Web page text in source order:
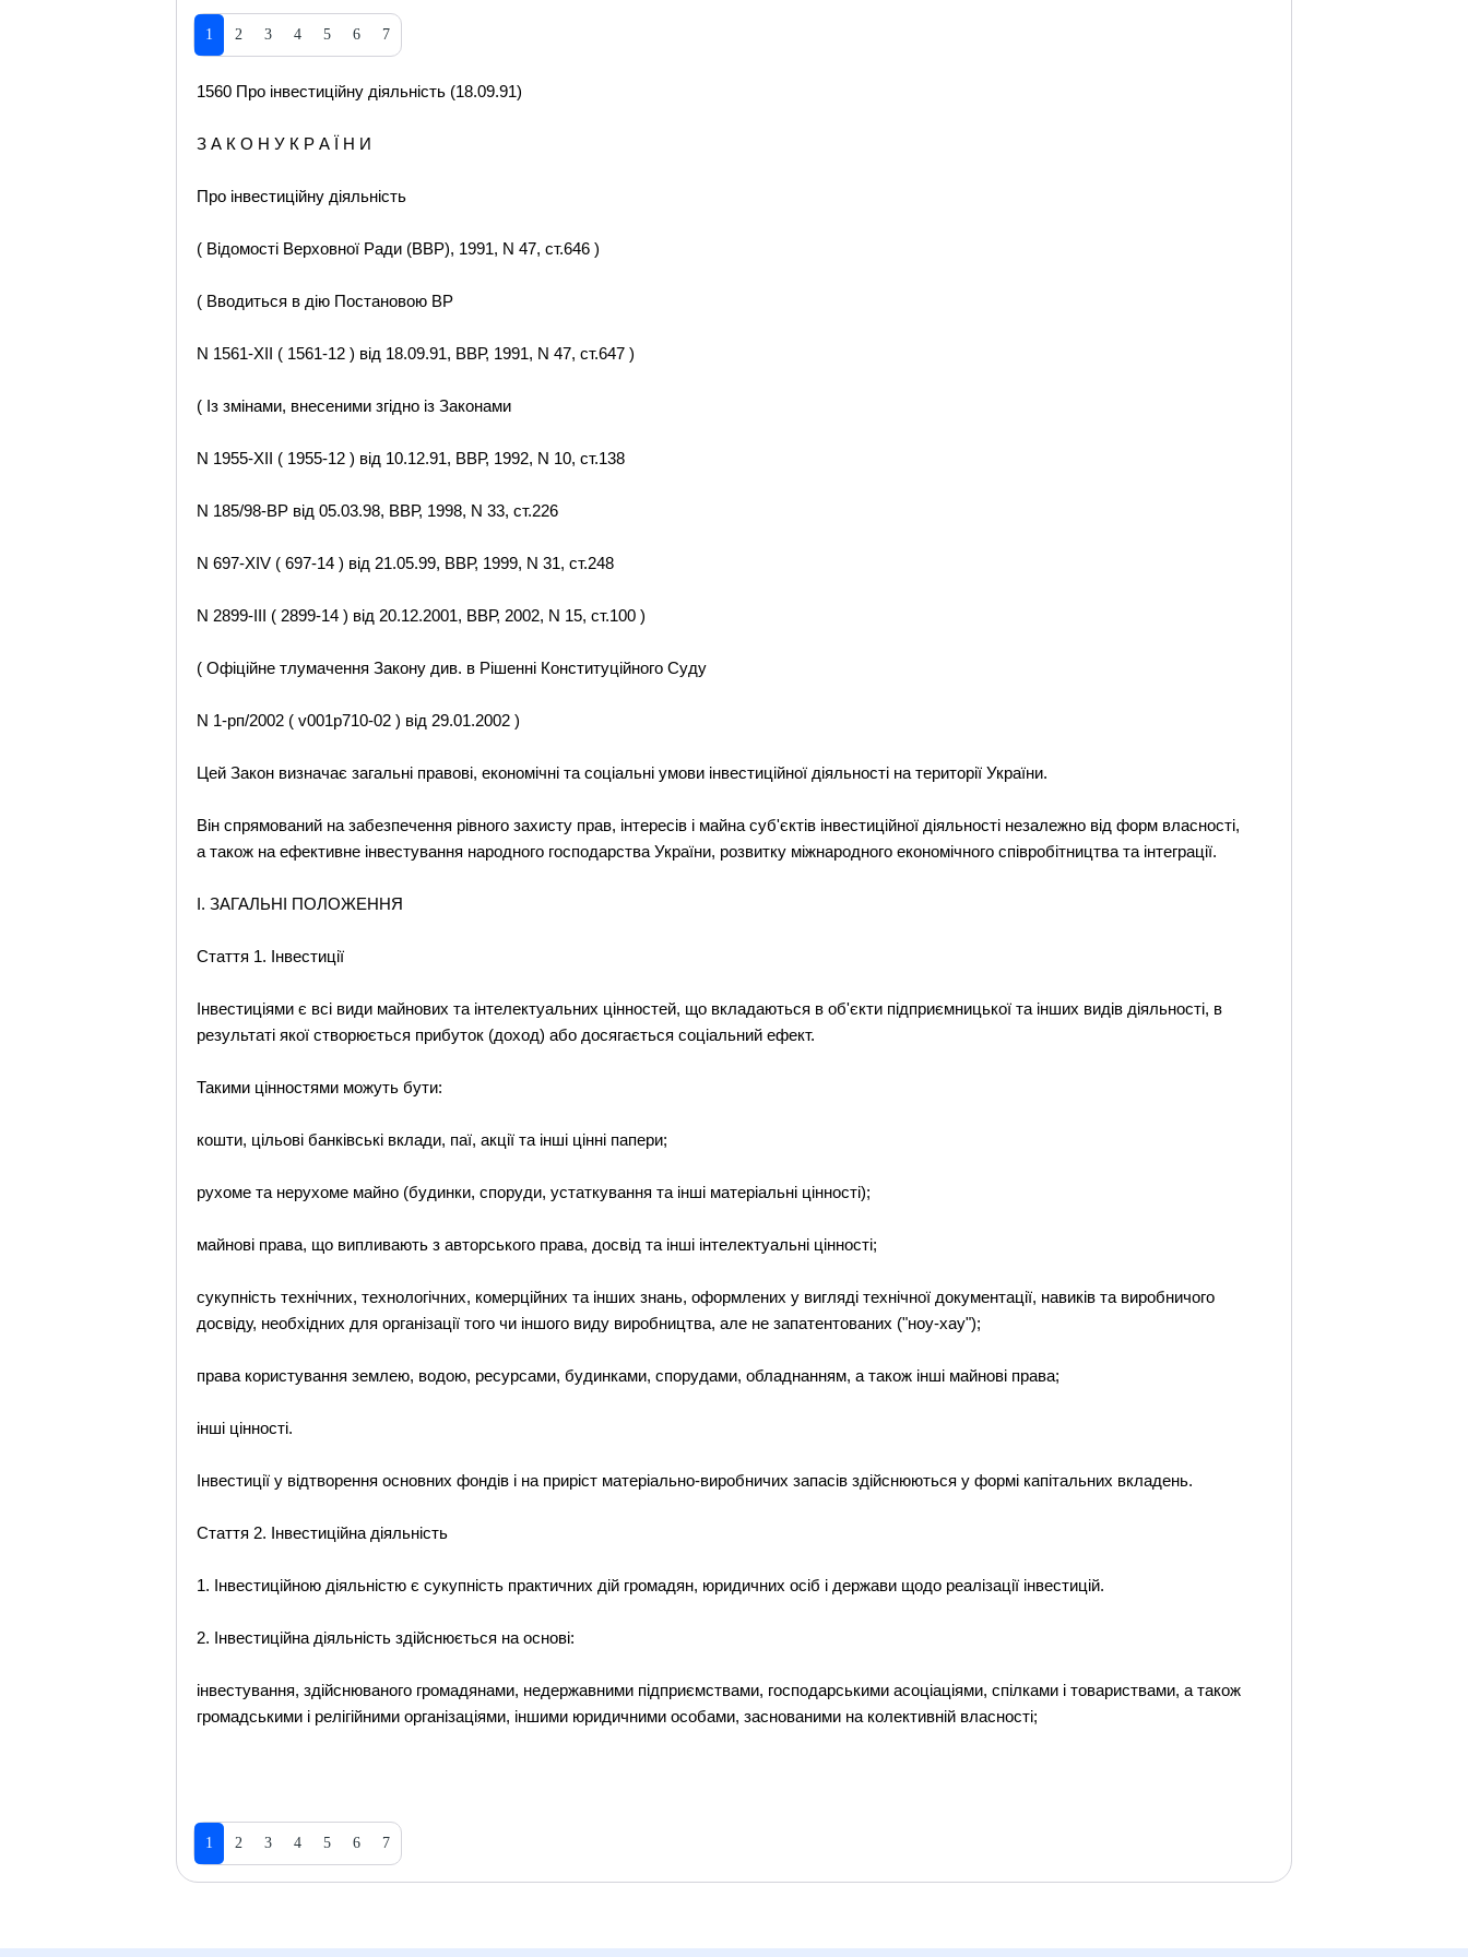
1 2 3 4 5 6 7
1560 Про інвестиційну діяльність (18.09.91)
З А К О Н У К Р А Ї Н И
Про інвестиційну діяльність
( Відомості Верховної Ради (ВВР), 1991, N 47, ст.646 )
( Вводиться в дію Постановою ВР
N 1561-XII ( 1561-12 ) від 18.09.91, ВВР, 1991, N 47, ст.647 )
( Із змінами, внесеними згідно із Законами
N 1955-XII ( 1955-12 ) від 10.12.91, ВВР, 1992, N 10, ст.138
N 185/98-ВР від 05.03.98, ВВР, 1998, N 33, ст.226
N 697-XIV ( 697-14 ) від 21.05.99, ВВР, 1999, N 31, ст.248
N 2899-III ( 2899-14 ) від 20.12.2001, ВВР, 2002, N 15, ст.100 )
( Офіційне тлумачення Закону див. в Рішенні Конституційного Суду
N 1-рп/2002 ( v001p710-02 ) від 29.01.2002 )
Цей Закон визначає загальні правові, економічні та соціальні умови інвестиційної діяльності на території України.
Він спрямований на забезпечення рівного захисту прав, інтересів і майна суб'єктів інвестиційної діяльності незалежно від форм власності,
а також на ефективне інвестування народного господарства України, розвитку міжнародного економічного співробітництва та інтеграції.
I. ЗАГАЛЬНІ ПОЛОЖЕННЯ
Стаття 1. Інвестиції
Інвестиціями є всі види майнових та інтелектуальних цінностей, що вкладаються в об'єкти підприємницької та інших видів діяльності, в
результаті якої створюється прибуток (доход) або досягається соціальний ефект.
Такими цінностями можуть бути:
кошти, цільові банківські вклади, паї, акції та інші цінні папери;
рухоме та нерухоме майно (будинки, споруди, устаткування та інші матеріальні цінності);
майнові права, що випливають з авторського права, досвід та інші інтелектуальні цінності;
сукупність технічних, технологічних, комерційних та інших знань, оформлених у вигляді технічної документації, навиків та виробничого
досвіду, необхідних для організації того чи іншого виду виробництва, але не запатентованих ("ноу-хау");
права користування землею, водою, ресурсами, будинками, спорудами, обладнанням, а також інші майнові права;
інші цінності.
Інвестиції у відтворення основних фондів і на приріст матеріально-виробничих запасів здійснюються у формі капітальних вкладень.
Стаття 2. Інвестиційна діяльність
1. Інвестиційною діяльністю є сукупність практичних дій громадян, юридичних осіб і держави щодо реалізації інвестицій.
2. Інвестиційна діяльність здійснюється на основі:
інвестування, здійснюваного громадянами, недержавними підприємствами, господарськими асоціаціями, спілками і товариствами, а також
громадськими і релігійними організаціями, іншими юридичними особами, заснованими на колективній власності;
1 2 3 4 5 6 7